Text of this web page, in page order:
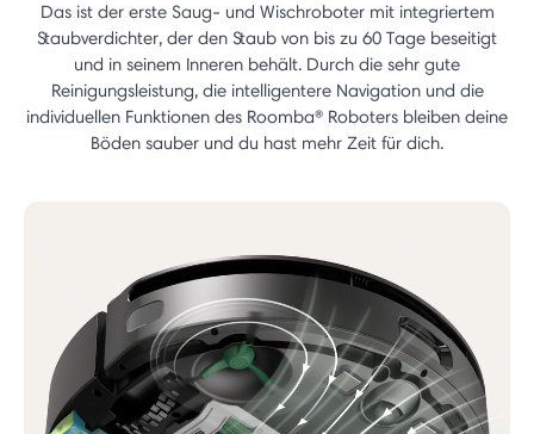
Das ist der erste Saug- und Wischroboter mit integriertem
Staubverdichter, der den Staub von bis zu 60 Tage beseitigt
und in seinem Inneren behält. Durch die sehr gute
Reinigungsleistung, die intelligentere Navigation und die
individuellen Funktionen des Roomba® Roboters bleiben deine
Böden sauber und du hast mehr Zeit für dich.